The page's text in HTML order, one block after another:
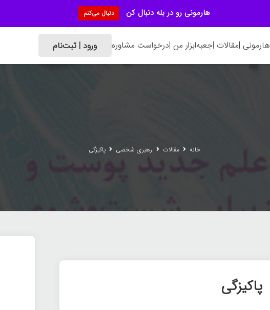
هارمونی |مقالات |جعبه‌ابزار من |درخواست مشاوره ورود | ثبت‌نام
خانه مقالات رهبری شخصی پاکیزگی
پاکیزگی
هارمونی رو در بله دنبال کن دنبال می‌کنم